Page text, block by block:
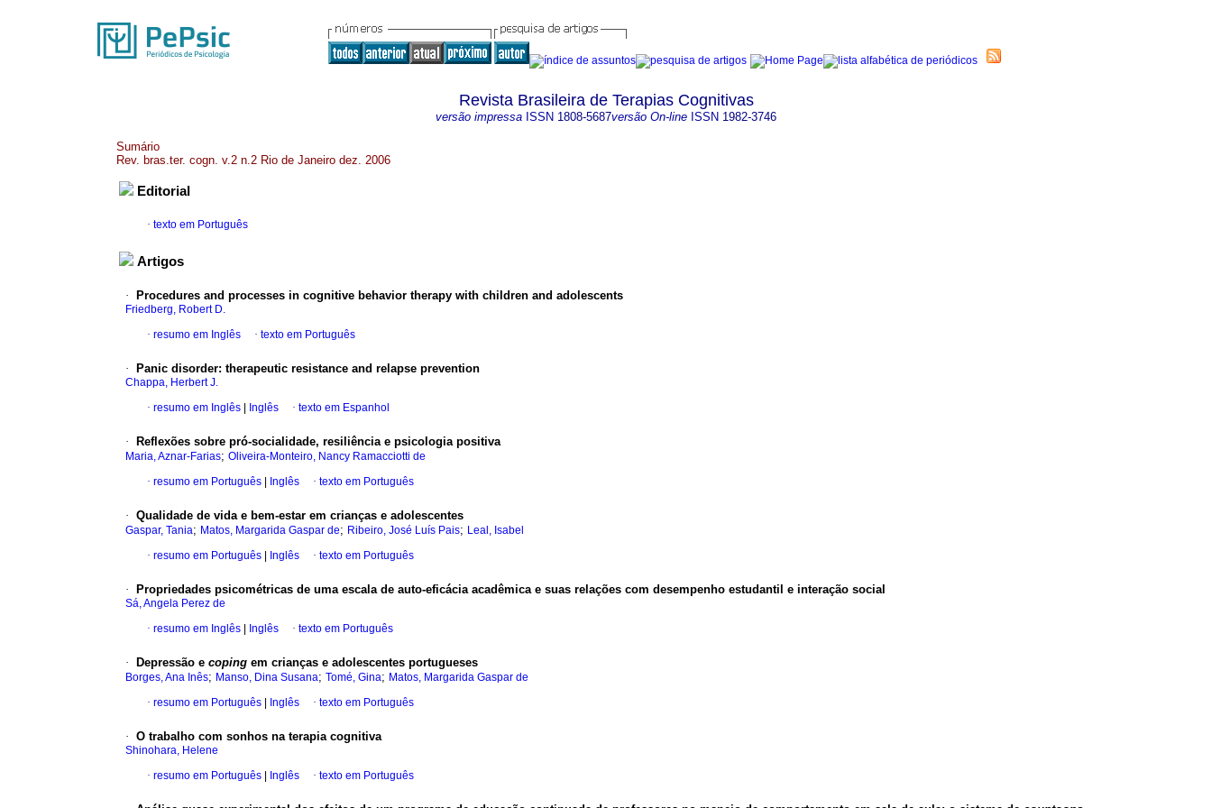
Revista Brasileira de Terapias Cognitivas
versão impressa ISSN 1808-5687versão On-line ISSN 1982-3746
Sumário
Rev. bras.ter. cogn. v.2 n.2 Rio de Janeiro dez. 2006
Editorial
· texto em Português
Artigos
· Procedures and processes in cognitive behavior therapy with children and adolescents
Friedberg, Robert D.
· resumo em Inglês · texto em Português
· Panic disorder: therapeutic resistance and relapse prevention
Chappa, Herbert J.
· resumo em Inglês Inglês · texto em Espanhol
· Reflexões sobre pró-socialidade, resiliência e psicologia positiva
Maria, Aznar-Farias; Oliveira-Monteiro, Nancy Ramacciotti de
· resumo em Português Inglês · texto em Português
· Qualidade de vida e bem-estar em crianças e adolescentes
Gaspar, Tania; Matos, Margarida Gaspar de; Ribeiro, José Luís Pais; Leal, Isabel
· resumo em Português Inglês · texto em Português
· Propriedades psicométricas de uma escala de auto-eficácia acadêmica e suas relações com desempenho estudantil e interação social
Sá, Angela Perez de
· resumo em Inglês Inglês · texto em Português
· Depressão e coping em crianças e adolescentes portugueses
Borges, Ana Inês; Manso, Dina Susana; Tomé, Gina; Matos, Margarida Gaspar de
· resumo em Português Inglês · texto em Português
· O trabalho com sonhos na terapia cognitiva
Shinohara, Helene
· resumo em Português Inglês · texto em Português